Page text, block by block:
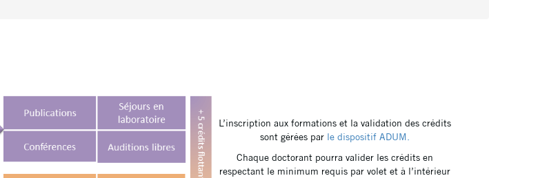
L’inscription aux formations et la validation des crédits
sont gérées par le dispositif ADUM.
Chaque doctorant pourra valider les crédits en
respectant le minimum requis par volet et à l’intérieur